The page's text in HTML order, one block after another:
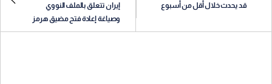
قد يحدث خلال أقل من أسبوع
إيران تتعلق بالملف النووي
وصياغة إعادة فتح مضيق هرمز